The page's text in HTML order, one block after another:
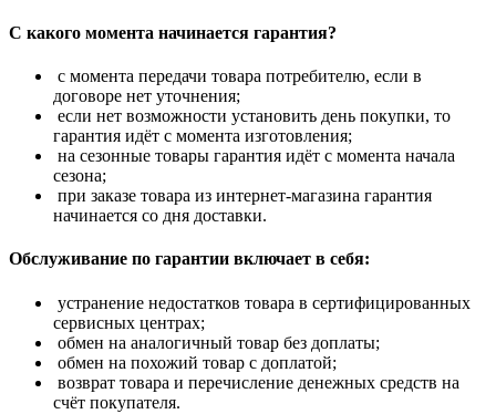
С какого момента начинается гарантия?
с момента передачи товара потребителю, если в
договоре нет уточнения;
если нет возможности установить день покупки, то
гарантия идёт с момента изготовления;
на сезонные товары гарантия идёт с момента начала
сезона;
при заказе товара из интернет-магазина гарантия
начинается со дня доставки.
Обслуживание по гарантии включает в себя:
устранение недостатков товара в сертифицированных
сервисных центрах;
обмен на аналогичный товар без доплаты;
обмен на похожий товар с доплатой;
возврат товара и перечисление денежных средств на
счёт покупателя.